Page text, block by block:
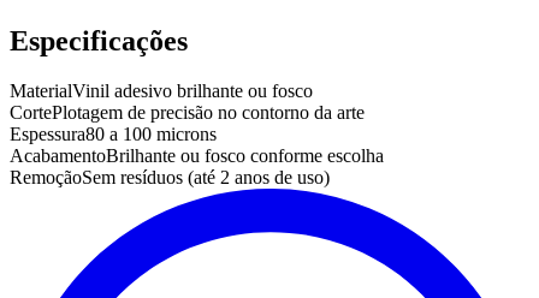
Especificações
MaterialVinil adesivo brilhante ou fosco
CortePlotagem de precisão no contorno da arte
Espessura80 a 100 microns
AcabamentoBrilhante ou fosco conforme escolha
RemoçãoSem resíduos (até 2 anos de uso)